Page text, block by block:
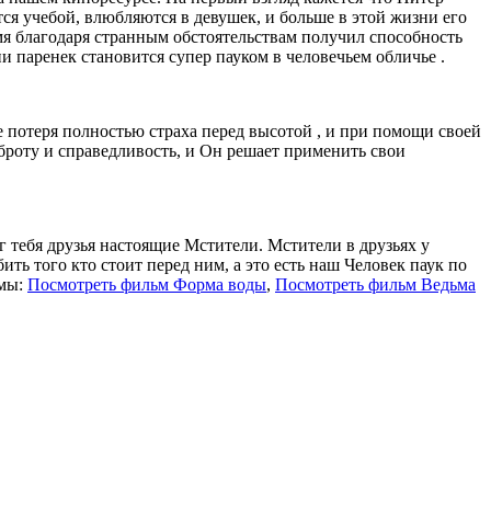
учебой, влюбляются в девушек, и больше в этой жизни его
странным обстоятельствам получил способность
становится супер пауком в человечьем обличье .
полностью страха перед высотой , и при помощи своей
и справедливость, и Он решает применить свои
друзья настоящие Мстители. Мстители в друзьях у
того кто стоит перед ним, а это есть наш Человек паук по
Посмотреть фильм Форма воды, Посмотреть фильм Ведьма